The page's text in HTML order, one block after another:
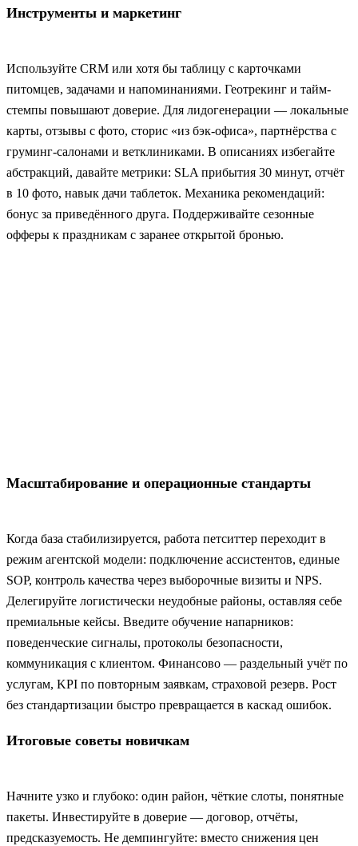
Инструменты и маркетинг
Используйте CRM или хотя бы таблицу с карточками
питомцев, задачами и напоминаниями. Геотрекинг и тайм-
стемпы повышают доверие. Для лидогенерации — локальные
карты, отзывы с фото, сторис «из бэк-офиса», партнёрства с
груминг-салонами и ветклиниками. В описаниях избегайте
абстракций, давайте метрики: SLA прибытия 30 минут, отчёт
в 10 фото, навык дачи таблеток. Механика рекомендаций:
бонус за приведённого друга. Поддерживайте сезонные
офферы к праздникам с заранее открытой бронью.
Масштабирование и операционные стандарты
Когда база стабилизируется, работа петситтер переходит в
режим агентской модели: подключение ассистентов, единые
SOP, контроль качества через выборочные визиты и NPS.
Делегируйте логистически неудобные районы, оставляя себе
премиальные кейсы. Введите обучение напарников:
поведенческие сигналы, протоколы безопасности,
коммуникация с клиентом. Финансово — раздельный учёт по
услугам, KPI по повторным заявкам, страховой резерв. Рост
без стандартизации быстро превращается в каскад ошибок.
Итоговые советы новичкам
Начните узко и глубоко: один район, чёткие слоты, понятные
пакеты. Инвестируйте в доверие — договор, отчёты,
предсказуемость. Не демпингуйте: вместо снижения цен